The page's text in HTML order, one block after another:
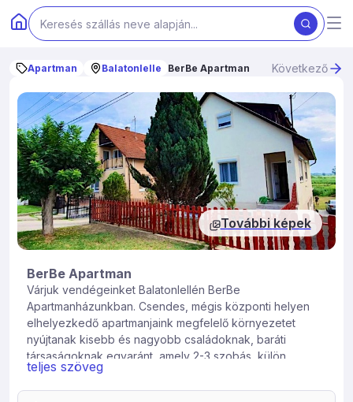
Apartman Balatonlelle BerBe Apartman Következő
További képek
BerBe Apartman
Várjuk vendégeinket Balatonlellén BerBe
Apartmanházunkban. Csendes, mégis központi helyen
elhelyezkedő apartmanjaink megfelelő környezetet
nyújtanak kisebb és nagyobb családoknak, baráti
társaságoknak egyaránt, amely 2-3 szobás, külön
bejáratú apartmanokkal rendelkezik. 4 külön bejáratú
apartman konyha, fürdőszoba, nappali Tv, Wifi.
teljes szöveg